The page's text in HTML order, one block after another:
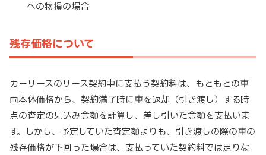
への物損の場合
残存価格について
カーリースのリース契約中に支払う契約料は、もともとの車
両本体価格から、契約満了時に車を返却（引き渡し）する時
点の査定の見込み金額を計算し、差し引いた金額を支払いま
す。しかし、予定していた査定額よりも、引き渡しの際の車の
残存価格が下回った場合は、支払っていた契約料では足りな